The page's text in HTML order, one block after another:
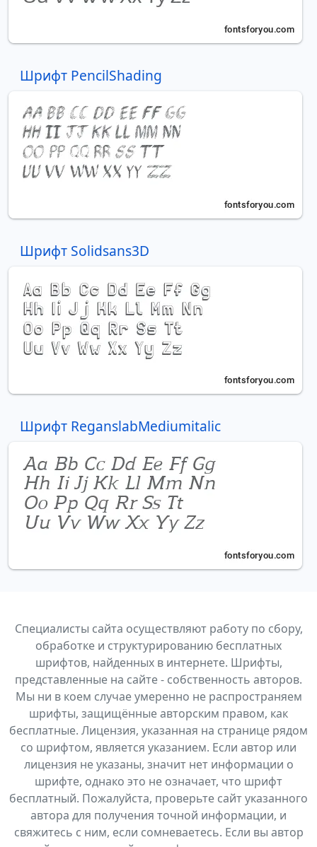
Шрифт PencilShading
Шрифт Solidsans3D
Шрифт ReganslabMediumitalic
Специалисты сайта осуществляют работу по сбору,
обработке и структурированию бесплатных
шрифтов, найденных в интернете. Шрифты,
представленные на сайте - собственность авторов.
Мы ни в коем случае умеренно не распространяем
шрифты, защищённые авторским правом, как
бесплатные. Лицензия, указанная на странице рядом
со шрифтом, является указанием. Если автор или
лицензия не указаны, значит нет информации о
шрифте, однако это не означает, что шрифт
бесплатный. Пожалуйста, проверьте сайт указанного
автора для получения точной информации, и
свяжитесь с ним, если сомневаетесь. Если вы автор